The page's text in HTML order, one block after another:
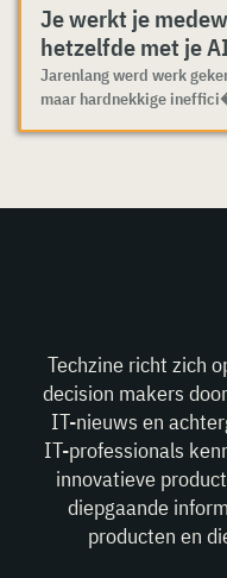
Je werkt je
hetzelfde met je
Jarenlang werd werk
maar hardnekkige
Techzine richt zich
decision makers
IT-nieuws en
IT-professionals
innovatieve
diepgaande
producten en